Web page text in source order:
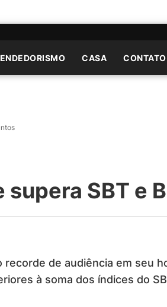
CASA CONTATO
SBT e
recorde de audiência em seu
à soma dos índices do